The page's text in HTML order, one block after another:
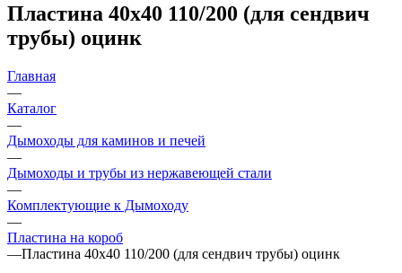
Пластина 40х40 110/200 (для сендвич
трубы) оцинк
Главная
—
Каталог
—
Дымоходы для каминов и печей
—
Дымоходы и трубы из нержавеющей стали
—
Комплектующие к Дымоходу
—
Пластина на короб
—Пластина 40х40 110/200 (для сендвич трубы) оцинк